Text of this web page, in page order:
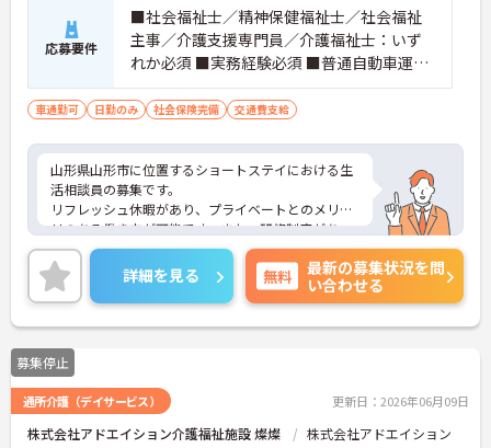
応募要件
■社会福祉士／精神保健福祉士／社会福祉
主事／介護支援専門員／介護福祉士：いず
れか必須 ■実務経験必須 ■普通自動車運転
免許：必須
車通勤可 日勤のみ 社会保険完備 交通費支給
山形県山形市に位置するショートステイにおける生
活相談員の募集です。
リフレッシュ休暇があり、プライベートとのメリハ
リのある働き方が可能です。また、研修制度があ
り、働きながらスキルアップが目指せる環境です。
ご興味のある方には、面接対策ポイントなど、さら
に詳細をご案内しますのでお気軽にご相談くださ
い！
詳細を見る 無料
最新の募集状況を問
い合わせる
募集停止
通所介護（デイサービス） 更新日：2026年06月09日
株式会社アドエイション介護福祉施設 燦燦 株式会社アドエイション